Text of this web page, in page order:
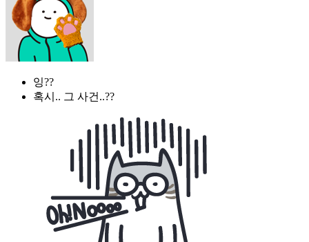
잉??
혹시.. 그 사건..??